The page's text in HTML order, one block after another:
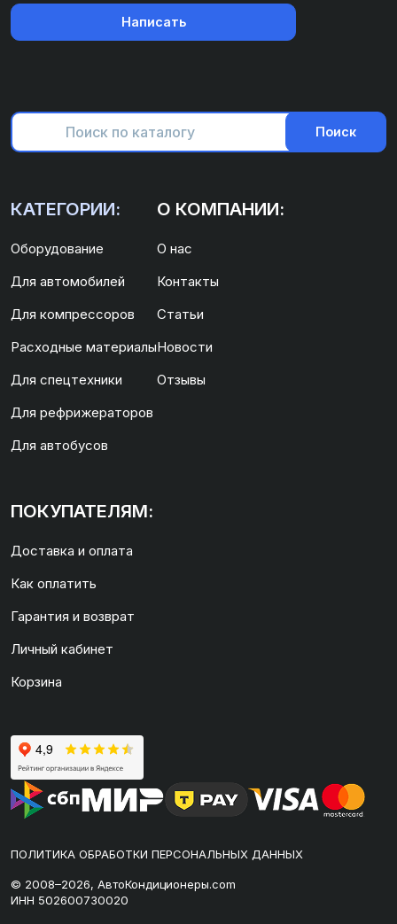
Написать
Поиск
КАТЕГОРИИ:
Оборудование
Для автомобилей
Для компрессоров
Расходные материалы
Для спецтехники
Для рефрижераторов
Для автобусов
О КОМПАНИИ:
О нас
Контакты
Статьи
Новости
Отзывы
ПОКУПАТЕЛЯМ:
Доставка и оплата
Как оплатить
Гарантия и возврат
Личный кабинет
Корзина
ПОЛИТИКА ОБРАБОТКИ ПЕРСОНАЛЬНЫХ ДАННЫХ
© 2008–2026, АвтоКондиционеры.com
ИНН 502600730020